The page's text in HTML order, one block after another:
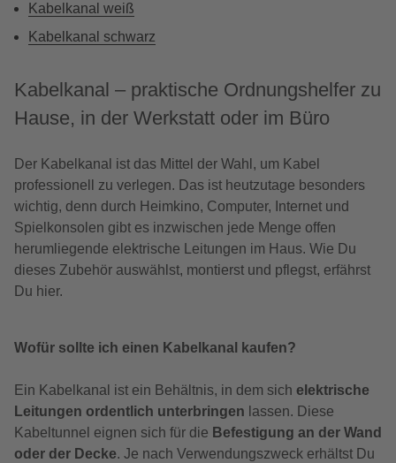
Kabelkanal weiß
Kabelkanal schwarz
Kabelkanal – praktische Ordnungshelfer zu
Hause, in der Werkstatt oder im Büro
Der Kabelkanal ist das Mittel der Wahl, um Kabel
professionell zu verlegen. Das ist heutzutage besonders
wichtig, denn durch Heimkino, Computer, Internet und
Spielkonsolen gibt es inzwischen jede Menge offen
herumliegende elektrische Leitungen im Haus. Wie Du
dieses Zubehör auswählst, montierst und pflegst, erfährst
Du hier.
Wofür sollte ich einen Kabelkanal kaufen?
Ein Kabelkanal ist ein Behältnis, in dem sich elektrische
Leitungen ordentlich unterbringen lassen. Diese
Kabeltunnel eignen sich für die Befestigung an der Wand
oder der Decke. Je nach Verwendungszweck erhältst Du